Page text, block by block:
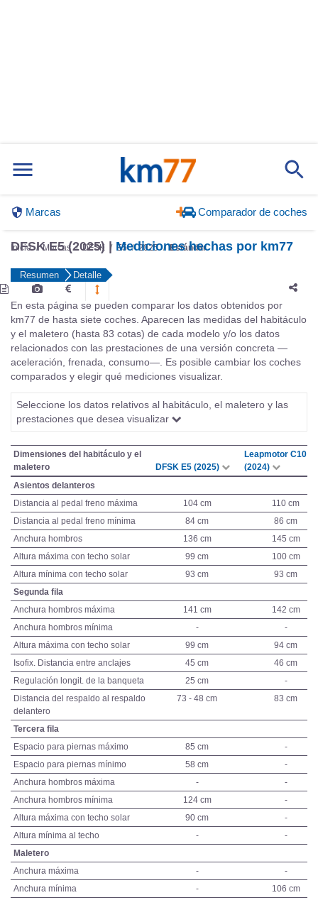
Marcas Comparador de coches
Inicio Marcas DFSK E5 2025 Estándar
DFSK E5 (2025) | Mediciones hechas por km77
Resumen Detalle
En esta página se pueden comparar los datos obtenidos por
km77 de hasta siete coches. Aparecen las medidas del habitáculo
y el maletero (hasta 83 cotas) de cada modelo y/o los datos
relacionados con las prestaciones de una versión concreta —
aceleración, frenada, consumo—. Es posible cambiar los coches
comparados y elegir qué mediciones visualizar.
Seleccione los datos relativos al habitáculo, el maletero y las
prestaciones que desea visualizar
Dimensiones del habitáculo y el
maletero
DFSK E5 (2025)
Leapmotor C10
(2024)
Asientos delanteros
Distancia al pedal freno máxima
104 cm
110 cm
Distancia al pedal freno mínima
84 cm
86 cm
Anchura hombros
136 cm
145 cm
Altura máxima con techo solar
99 cm
100 cm
Altura mínima con techo solar
93 cm
93 cm
Segunda fila
Anchura hombros máxima
141 cm
142 cm
Anchura hombros mínima
-
-
Altura máxima con techo solar
99 cm
94 cm
Isofix. Distancia entre anclajes
45 cm
46 cm
Regulación longit. de la banqueta
25 cm
-
Distancia del respaldo al respaldo
delantero
73 - 48 cm 83 cm
Tercera fila
Espacio para piernas máximo
85 cm
-
Espacio para piernas mínimo
58 cm
-
Anchura hombros máxima
-
-
Anchura hombros mínima
124 cm
-
Altura máxima con techo solar
90 cm
-
Altura mínima al techo
-
-
Maletero
Anchura máxima
-
-
Anchura mínima
-
106 cm